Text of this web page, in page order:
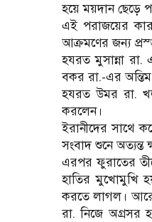
হয়ে ময়দান ছেড়ে
এই পরাজয়ের
আক্রমণের জন্য
হযরত মুসান্না
বকর রা.-এর
হযরত উমর রা.
করলেন।
ইরানীদের সাথে
সংবাদ শুনে অত্যন্ত
এরপর ফুরাতের
হাতির মুখোমুখি
করতে লাগল।
রা. নিজে অগ্রসর